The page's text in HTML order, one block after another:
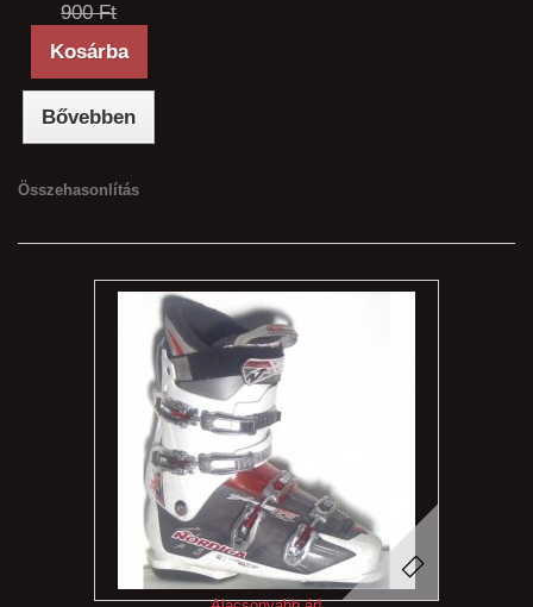
900 Ft‎
Kosárba
Bővebben
Összehasonlítás